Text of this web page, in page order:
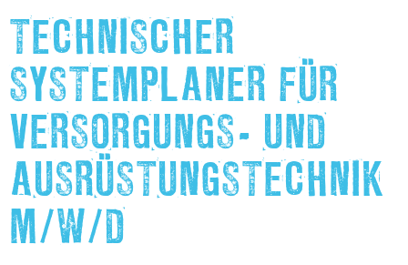
TECHNISCHER
SYSTEMPLANER FÜR
VERSORGUNGS- UND
AUSRÜSTUNGSTECHNIK
M/W/D